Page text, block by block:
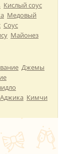
Кислый соус
Медовый
Соус
Майонез
Джемы
Аджика Кимчи